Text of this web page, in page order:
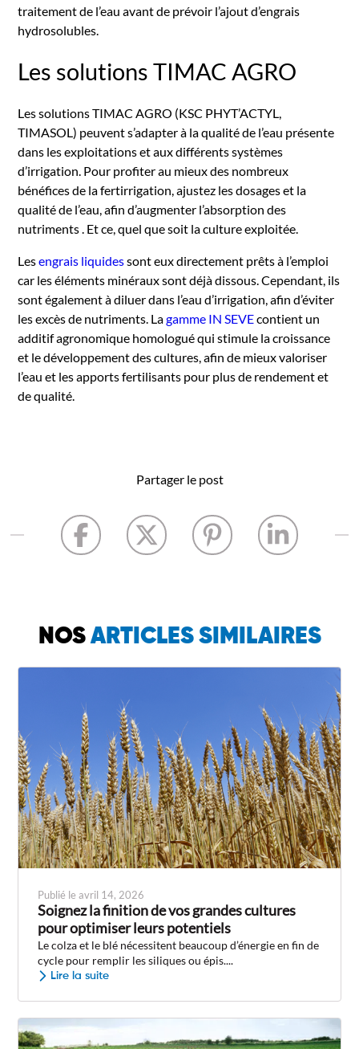
traitement de l’eau avant de prévoir l’ajout d’engrais
hydrosolubles.
Les solutions TIMAC AGRO
Les solutions TIMAC AGRO (KSC PHYT’ACTYL,
TIMASOL) peuvent s’adapter à la qualité de l’eau présente
dans les exploitations et aux différents systèmes
d’irrigation. Pour profiter au mieux des nombreux
bénéfices de la fertirrigation, ajustez les dosages et la
qualité de l’eau, afin d’augmenter l’absorption des
nutriments . Et ce, quel que soit la culture exploitée.
Lesengrais liquidessont eux directement prêts à l’emploi
car les éléments minéraux sont déjà dissous. Cependant, ils
sont également à diluer dans l’eau d’irrigation, afin d’éviter
les excès de nutriments. Lagamme IN SEVEcontient un
additif agronomique homologué qui stimule la croissance
et le développement des cultures, afin de mieux valoriser
l’eau et les apports fertilisants pour plus de rendement et
de qualité.
Partager le post
NOS ARTICLES SIMILAIRES
Publié le avril 14, 2026
Soignez la finition de vos grandes cultures
pour optimiser leurs potentiels
Le colza et le blé nécessitent beaucoup d’énergie en fin de
cycle pour remplir les siliques ou épis....
Lire la suite